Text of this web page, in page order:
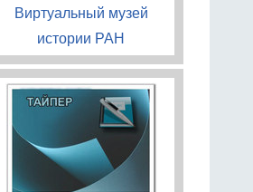
Виртуальный музей
истории РАН